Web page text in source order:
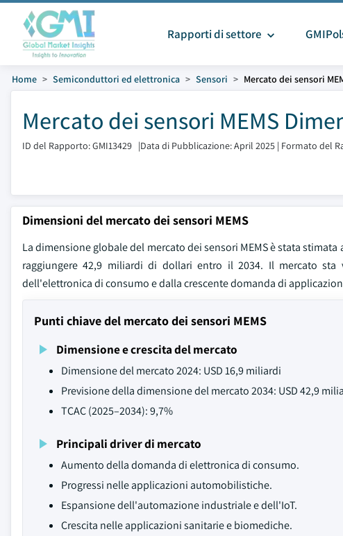
Rapporti di settore
Home Semiconduttori ed elettronica Sensori Mercato dei sensori
Mercato dei sensori MEMS
ID del Rapporto: GMI13429 |Data di Pubblicazione: April 2025 | Formato del
Dimensioni del mercato dei sensori MEMS
La dimensione globale del mercato dei sensori MEMS è stata
raggiungere 42,9 miliardi di dollari entro il 2034. Il mercato
dell'elettronica di consumo e dalla crescente domanda di
Punti chiave del mercato dei sensori MEMS
Dimensione e crescita del mercato
Dimensione del mercato 2024: USD 16,9 miliardi
Previsione della dimensione del mercato 2034: USD 42,9
TCAC (2025–2034): 9,7%
Principali driver di mercato
Aumento della domanda di elettronica di consumo.
Progressi nelle applicazioni automobilistiche.
Espansione dell'automazione industriale e dell'IoT.
Crescita nelle applicazioni sanitarie e biomediche.